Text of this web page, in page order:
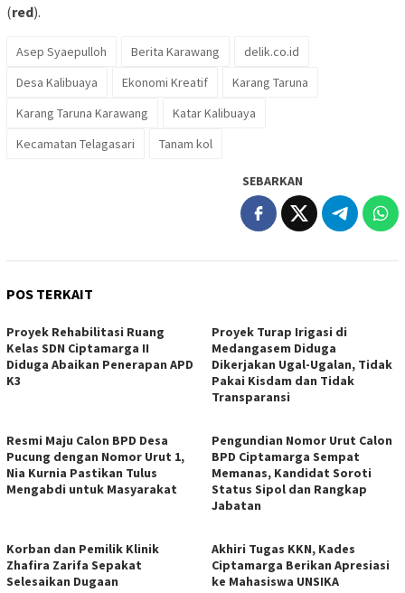
(red).
Asep Syaepulloh Berita Karawang
delik.co.id
Desa Kalibuaya
Ekonomi Kreatif
Karang Taruna
Karang Taruna Karawang
Katar Kalibuaya
Kecamatan Telagasari
Tanam kol
SEBARKAN
POS TERKAIT
Proyek Rehabilitasi Ruang
Kelas SDN Ciptamarga II
Diduga Abaikan Penerapan APD
K3
Proyek Turap Irigasi di
Medangasem Diduga
Dikerjakan Ugal-Ugalan, Tidak
Pakai Kisdam dan Tidak
Transparansi
Resmi Maju Calon BPD Desa
Pucung dengan Nomor Urut 1,
Nia Kurnia Pastikan Tulus
Mengabdi untuk Masyarakat
Pengundian Nomor Urut Calon
BPD Ciptamarga Sempat
Memanas, Kandidat Soroti
Status Sipol dan Rangkap
Jabatan
Korban dan Pemilik Klinik
Zhafira Zarifa Sepakat
Selesaikan Dugaan
Akhiri Tugas KKN, Kades
Ciptamarga Berikan Apresiasi
ke Mahasiswa UNSIKA